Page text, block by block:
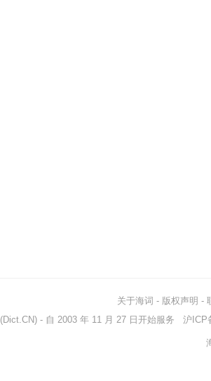
关于海词 - 版权声明 -
(Dict.CN) - 自 2003 年 11 月 27 日开始服务 沪ICP